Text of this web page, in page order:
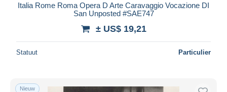
Italia Rome Roma Opera D Arte Caravaggio Vocazione DI
San Unposted #SAE747
± US$ 19,21
Statuut Particulier
Nieuw